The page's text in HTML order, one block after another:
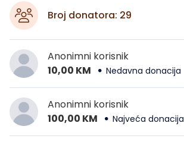
Broj donatora: 29
Anonimni korisnik
10,00 KM
Nedavna donacija
Anonimni korisnik
100,00 KM
Najveća donacija